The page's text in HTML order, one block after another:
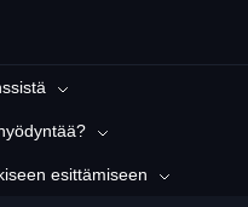
esittämiseen